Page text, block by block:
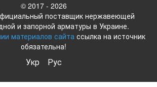
© 2017 - 2026
поставщик нержавеющей
и запорной арматуры в Украине.
материалов сайтассылка на источник
обязательна!
Укр Рус